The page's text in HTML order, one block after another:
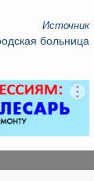
Источник
больница